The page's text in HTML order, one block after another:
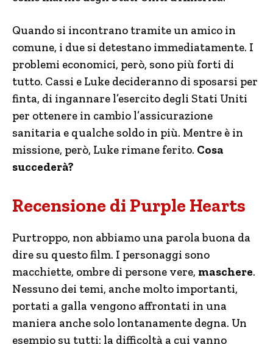
Quando si incontrano tramite un amico in
comune, i due si detestano immediatamente. I
problemi economici, però, sono più forti di
tutto. Cassi e Luke decideranno di sposarsi per
finta, di ingannare l’esercito degli Stati Uniti
per ottenere in cambio l’assicurazione
sanitaria e qualche soldo in più. Mentre è in
missione, però, Luke rimane ferito. Cosa
succederà?
Recensione di Purple Hearts
Purtroppo, non abbiamo una parola buona da
dire su questo film. I personaggi sono
macchiette, ombre di persone vere, maschere.
Nessuno dei temi, anche molto importanti,
portati a galla vengono affrontati in una
maniera anche solo lontanamente degna. Un
esempio su tutti: la difficoltà a cui vanno